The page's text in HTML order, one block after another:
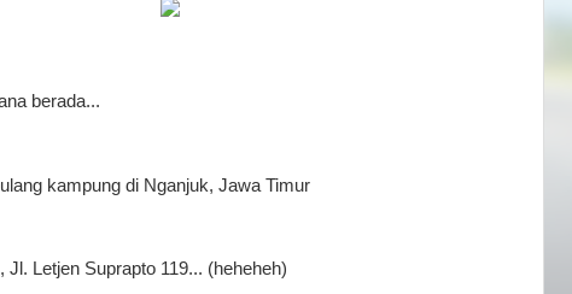
berada...
kampung di Nganjuk, Jawa Timur
Jl. Letjen Suprapto 119... (heheheh)